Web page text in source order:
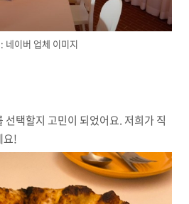
네이버 업체 이미지
선택할지 고민이 되었어요. 저희가 직
요!